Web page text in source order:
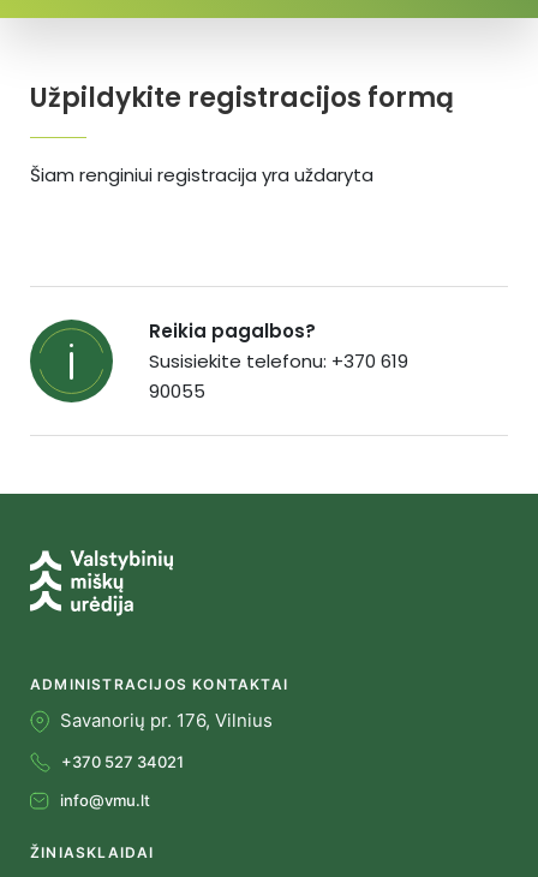
Užpildykite registracijos formą
Šiam renginiui registracija yra uždaryta
Reikia pagalbos?
Susisiekite telefonu: +370 619
90055
ADMINISTRACIJOS KONTAKTAI
Savanorių pr. 176, Vilnius
+370 527 34021
info@vmu.lt
ŽINIASKLAIDAI